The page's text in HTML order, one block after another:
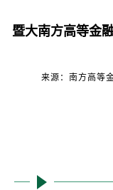
暨大南方高等金
来源：南方高等